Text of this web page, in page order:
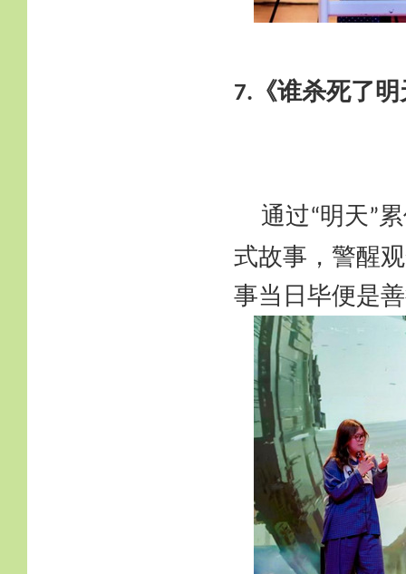
7. 《谁杀死了
通过“明天”
式故事，警醒
事当日毕便是